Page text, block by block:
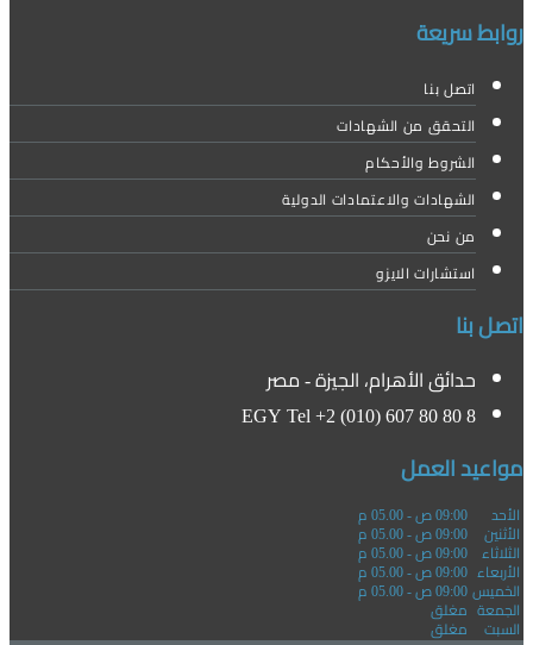
روابط سريعة
اتصل بنا
التحقق من الشهادات
الشروط والأحكام
الشهادات والاعتمادات الدولية
من نحن
استشارات الايزو
اتصل بنا
حدائق الأهرام، الجيزة - مصر
EGY Tel +2 (010) 607 80 80 8
مواعيد العمل
الأحد 09:00 ص - 05.00 م
الأثنين 09:00 ص - 05.00 م
الثلاثاء 09:00 ص - 05.00 م
الأربعاء 09:00 ص - 05.00 م
الخميس09:00 ص - 05.00 م
الجمعة مغلق
السبت مغلق